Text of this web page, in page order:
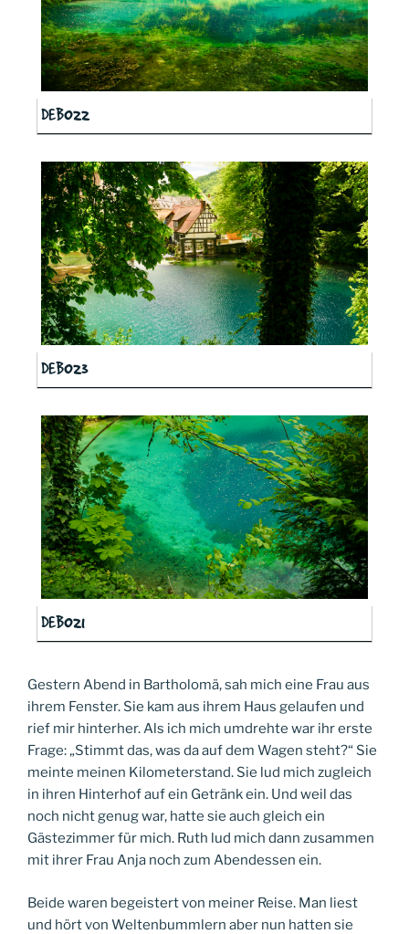
DEB022
DEB023
DEB021
Gestern Abend in Bartholomä, sah mich eine Frau aus
ihrem Fenster. Sie kam aus ihrem Haus gelaufen und
rief mir hinterher. Als ich mich umdrehte war ihr erste
Frage: „Stimmt das, was da auf dem Wagen steht?“ Sie
meinte meinen Kilometerstand. Sie lud mich zugleich
in ihren Hinterhof auf ein Getränk ein. Und weil das
noch nicht genug war, hatte sie auch gleich ein
Gästezimmer für mich. Ruth lud mich dann zusammen
mit ihrer Frau Anja noch zum Abendessen ein.
Beide waren begeistert von meiner Reise. Man liest
und hört von Weltenbummlern aber nun hatten sie